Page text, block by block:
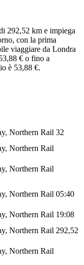
292,52 km e impiega
con la prima
viaggiare da Londra
€ o fino a
è 53,88 €.
Northern Rail 32
Northern Rail
Northern Rail
Northern Rail 05:40
Northern Rail 19:08
Northern Rail 292,52
Northern Rail